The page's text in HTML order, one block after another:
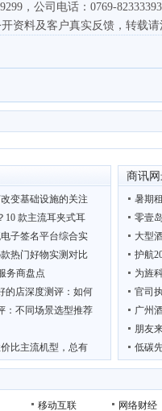
，公司电话：0769-
资料及客户真实反馈，转载
变基础设施的关注
10 款主流耳夹式耳
子签名平台综合实
热门好物实测对比
务商盘点
的店深度测评：如何
：不同场景选型推荐
比主流机型，总有
子展 四大领域及人
商讯网
暑期
零壹
大型
护航
为旌
官司
广州
朋友
低碳
移动互联 网络财经